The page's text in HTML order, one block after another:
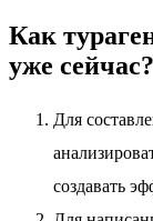
Как
уже сейчас?
Для
создавать